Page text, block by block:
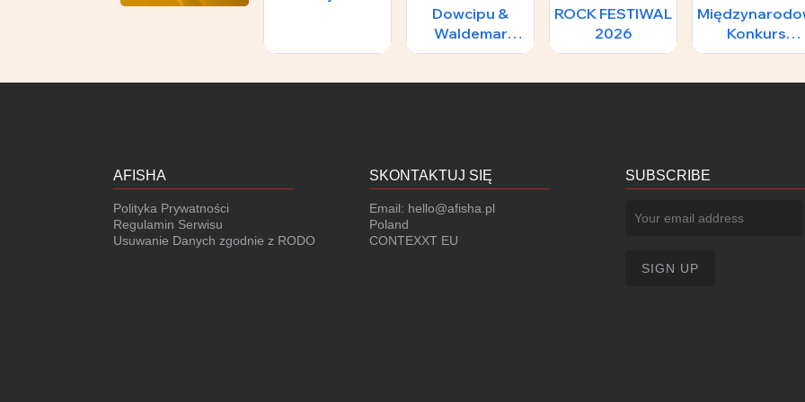
208 zł
Dowcipu &
Waldemar
Malicki -
167 zł
ROCK FESTIWAL
2026
Konkurs
Skrzypcowy
AFISHA
Polityka Prywatności
Regulamin Serwisu
Usuwanie Danych zgodnie z RODO
SKONTAKTUJ SIĘ
Email: hello@afisha.pl
Poland
CONTEXXT EU
SUBSCRIBE